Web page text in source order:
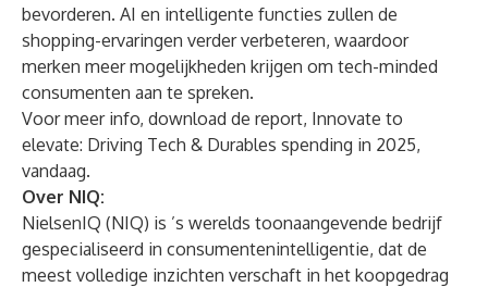
bevorderen. AI en intelligente functies zullen de
shopping-ervaringen verder verbeteren, waardoor
merken meer mogelijkheden krijgen om tech-minded
consumenten aan te spreken.
Voor meer info, download de report, Innovate to
elevate: Driving Tech & Durables spending in 2025,
vandaag.
Over NIQ:
NielsenIQ (NIQ) is ’s werelds toonaangevende bedrijf
gespecialiseerd in consumentenintelligentie, dat de
meest volledige inzichten verschaft in het koopgedrag